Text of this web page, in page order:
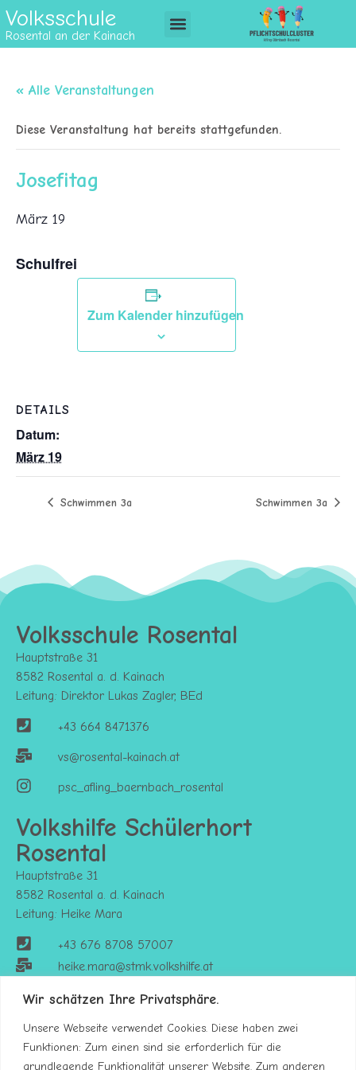
Wir schätzen Ihre Privatsphäre.
Unsere Webseite verwendet Cookies. Diese haben zwei
Funktionen: Zum einen sind sie erforderlich für die
grundlegende Funktionalität unserer Website. Zum anderen
Volksschule
Rosental an der Kainach
« Alle Veranstaltungen
Diese Veranstaltung hat bereits stattgefunden.
Josefitag
März 19
Schulfrei
Zum Kalender hinzufügen
DETAILS
Datum:
März 19
Schwimmen 3a Schwimmen 3a
Volksschule Rosental
Hauptstraße 31
8582 Rosental a. d. Kainach
Leitung: Direktor Lukas Zagler, BEd
+43 664 8471376
vs@rosental-kainach.at
psc_afling_baernbach_rosental
Volkshilfe Schülerhort
Rosental
Hauptstraße 31
8582 Rosental a. d. Kainach
Leitung: Heike Mara
+43 676 8708 57007
heike.mara@stmk.volkshilfe.at
https://stmk.volkshilfe.at/kinderbetreuung